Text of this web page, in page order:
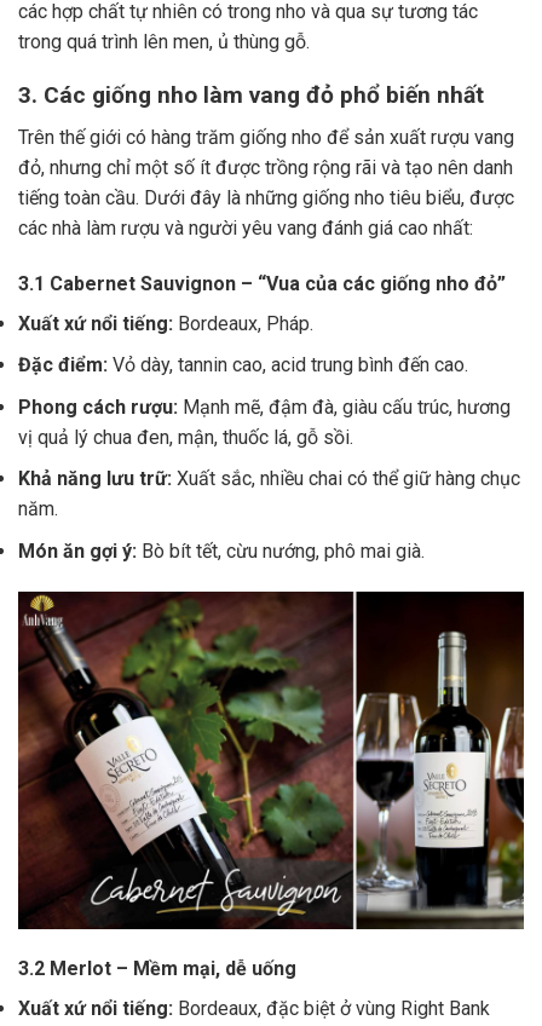
các hợp chất tự nhiên có trong nho và qua sự tương tác
trong quá trình lên men, ủ thùng gỗ.
3. Các giống nho làm vang đỏ phổ biến nhất
Trên thế giới có hàng trăm giống nho để sản xuất rượu vang
đỏ, nhưng chỉ một số ít được trồng rộng rãi và tạo nên danh
tiếng toàn cầu. Dưới đây là những giống nho tiêu biểu, được
các nhà làm rượu và người yêu vang đánh giá cao nhất:
3.1 Cabernet Sauvignon – “Vua của các giống nho đỏ”
Xuất xứ nổi tiếng: Bordeaux, Pháp.
Đặc điểm: Vỏ dày, tannin cao, acid trung bình đến cao.
Phong cách rượu: Mạnh mẽ, đậm đà, giàu cấu trúc, hương
vị quả lý chua đen, mận, thuốc lá, gỗ sồi.
Khả năng lưu trữ: Xuất sắc, nhiều chai có thể giữ hàng chục
năm.
Món ăn gợi ý: Bò bít tết, cừu nướng, phô mai già.
3.2 Merlot – Mềm mại, dễ uống
Xuất xứ nổi tiếng: Bordeaux, đặc biệt ở vùng Right Bank